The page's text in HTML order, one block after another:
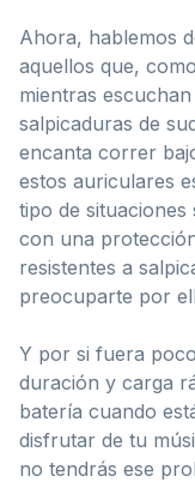
Ahora, hablemos
aquellos que,
mientras
salpicaduras de
encanta correr
estos auriculares
tipo de
con una
resistentes a
preocuparte por
Y por si fuera
duración y carga
batería cuando
disfrutar de tu
no tendrás ese